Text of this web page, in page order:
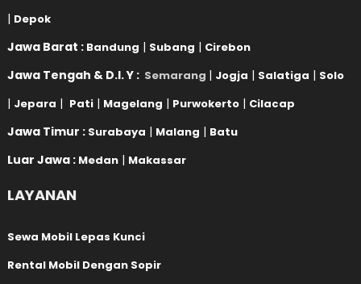
| Depok
Jawa Barat : Bandung | Subang | Cirebon
Jawa Tengah & D.I. Y : Semarang | Jogja | Salatiga | Solo
| Jepara | Pati | Magelang | Purwokerto | Cilacap
Jawa Timur : Surabaya | Malang | Batu
Luar Jawa : Medan | Makassar
LAYANAN
Sewa Mobil Lepas Kunci
Rental Mobil Dengan Sopir